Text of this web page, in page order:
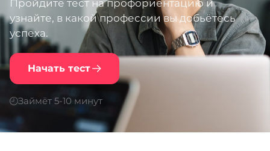
Пройдите тест на профориентацию и
узнайте, в какой профессии вы добьётесь
успеха.
Начать тест
Займёт 5-10 минут